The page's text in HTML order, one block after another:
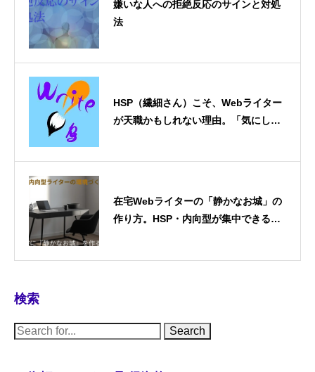
嫌いな人への拒絶反応のサインと対処
法
HSP（繊細さん）こそ、Webライター
が天職かもしれない理由。「気にしす
在宅Webライターの「静かなお城」の
作り方。HSP・内向型が集中できる作
検索
S
e